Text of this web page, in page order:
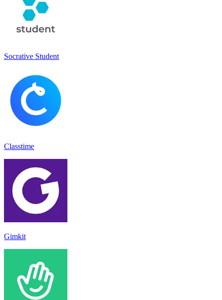
Socrative Student
Classtime
Gimkit